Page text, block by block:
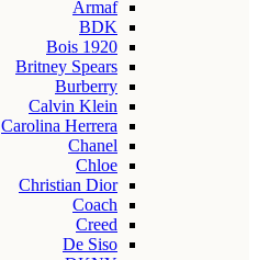
Armaf
BDK
Bois 1920
Britney Spears
Burberry
Calvin Klein
Carolina Herrera
Chanel
Chloe
Christian Dior
Coach
Creed
De Siso